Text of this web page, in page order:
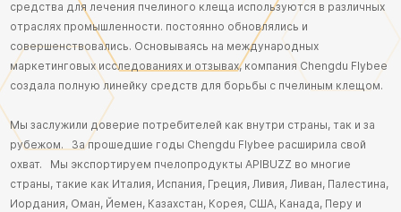
средства для лечения пчелиного клеща используются в различных
отраслях промышленности. постоянно обновлялись и
совершенствовались. Основываясь на международных
маркетинговых исследованиях и отзывах, компания Chengdu Flybee
создала полную линейку средств для борьбы с пчелиным клещом.
Мы заслужили доверие потребителей как внутри страны, так и за
рубежом. За прошедшие годы Chengdu Flybee расширила свой
охват. Мы экспортируем пчелопродукты APIBUZZ во многие
страны, такие как Италия, Испания, Греция, Ливия, Ливан, Палестина,
Иордания, Оман, Йемен, Казахстан, Корея, США, Канада, Перу и